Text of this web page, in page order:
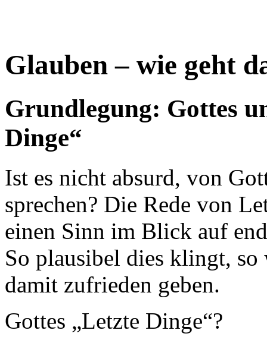
Glauben – wie geht
Grundlegung: Gottes
Dinge“
Ist es nicht absurd, von
sprechen? Die Rede von
einen Sinn im Blick auf
So plausibel dies klingt,
damit zufrieden geben.
Gottes „Letzte Dinge“?